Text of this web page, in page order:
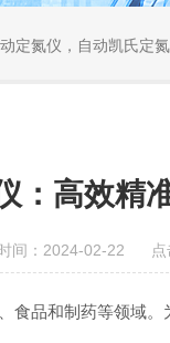
凯氏定氮仪，半自动凯
：高效精
间：2024-02-22 点
和制药等领域。